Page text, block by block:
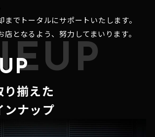
までトータルにサポートいたします。
店となるよう、努力してまいります。
揃えた
ンナップ